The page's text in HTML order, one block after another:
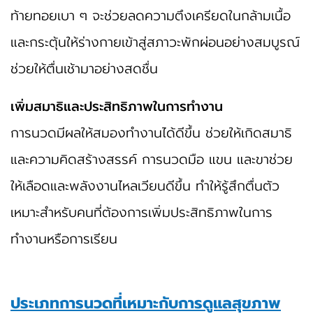
ท้ายทอยเบา ๆ จะช่วยลดความตึงเครียดในกล้ามเนื้อ
และกระตุ้นให้ร่างกายเข้าสู่สภาวะพักผ่อนอย่างสมบูรณ์
ช่วยให้ตื่นเช้ามาอย่างสดชื่น
เพิ่มสมาธิและประสิทธิภาพในการทำงาน
การนวดมีผลให้สมองทำงานได้ดีขึ้น ช่วยให้เกิดสมาธิ
และความคิดสร้างสรรค์ การนวดมือ แขน และขาช่วย
ให้เลือดและพลังงานไหลเวียนดีขึ้น ทำให้รู้สึกตื่นตัว
เหมาะสำหรับคนที่ต้องการเพิ่มประสิทธิภาพในการ
ทำงานหรือการเรียน
ประเภทการนวดที่เหมาะกับการดูแลสุขภาพ